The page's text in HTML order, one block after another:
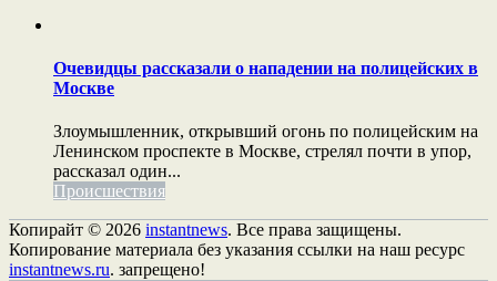
Очевидцы рассказали о нападении на полицейских в
Москве
Злоумышленник, открывший огонь по полицейским на
Ленинском проспекте в Москве, стрелял почти в упор,
рассказал один...
Происшествия
Копирайт © 2026 instantnews. Все права защищены.
Копирование материала без указания ссылки на наш ресурс
instantnews.ru. запрещено!